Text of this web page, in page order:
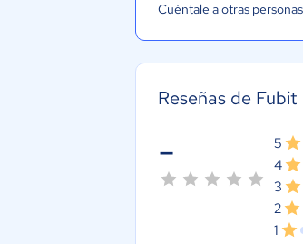
Cuéntale a otras
Reseñas de Fubit
- 5
4
3
2
1